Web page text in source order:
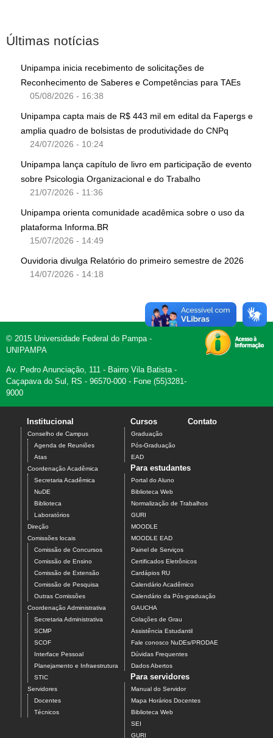
Últimas notícias
Unipampa inicia recebimento de solicitações de
Reconhecimento de Saberes e Competências para TAEs
05/08/2026 - 16:38
Unipampa capta mais de R$ 443 mil em edital da Fapergs e
amplia quadro de bolsistas de produtividade do CNPq
24/07/2026 - 10:24
Unipampa lança capítulo de livro em participação de evento
sobre Psicologia Organizacional e do Trabalho
21/07/2026 - 11:36
Unipampa orienta comunidade acadêmica sobre o uso da
plataforma Informa.BR
15/07/2026 - 14:49
Ouvidoria divulga Relatório do primeiro semestre de 2026
14/07/2026 - 14:18
© 2015 Universidade Federal do Pampa -
UNIPAMPA
Av. Pedro Anunciação, 111 - Bairro Vila Batista -
Caçapava do Sul, RS - 96570-000 - Fone (55)3281-
9000
Institucional
Conselho de Campus
Agenda de Reuniões
Atas
Coordenação Acadêmica
Secretaria Acadêmica
NuDE
Biblioteca
Laboratórios
Direção
Comissões locais
Comissão de Concursos
Comissão de Ensino
Comissão de Extensão
Comissão de Pesquisa
Outras Comissões
Coordenação Administrativa
Secretaria Administrativa
SCMP
SCOF
Interface Pessoal
Planejamento e Infraestrutura
STIC
Servidores
Docentes
Técnicos
Cursos
Graduação
Pós-Graduação
EAD
Contato
Para estudantes
Portal do Aluno
Biblioteca Web
Normalização de Trabalhos
GURI
MOODLE
MOODLE EAD
Painel de Serviços
Certificados Eletrônicos
Cardápios RU
Calendário Acadêmico
Calendário da Pós-graduação
GAUCHA
Colações de Grau
Assistência Estudantil
Fale conosco NuDEs/PRODAE
Dúvidas Frequentes
Dados Abertos
Para servidores
Manual do Servidor
Mapa Horários Docentes
Biblioteca Web
SEI
GURI